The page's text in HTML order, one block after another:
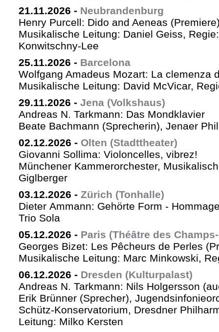
21.11.2026 - Neubrandenburg
Henry Purcell: Dido and Aeneas
Musikalische Leitung: Daniel Geiss,
Konwitschny-Lee
25.11.2026 - Barcelona
Wolfgang Amadeus Mozart: La clemenza
Musikalische Leitung: David McVicar,
29.11.2026 - Jena (Volkshaus)
Andreas N. Tarkmann: Das Mondklavier
Beate Bachmann (Sprecherin), Jenaer
02.12.2026 - Olten (Stadttheater)
Giovanni Sollima: Violoncelles, vibrez!
Münchener Kammerorchester,
Giglberger
03.12.2026 - Zürich (Tonhalle)
Dieter Ammann: Gehörte Form -
Trio Sola
05.12.2026 - Paris (Théâtre des
Georges Bizet: Les Pêcheurs de Perles
Musikalische Leitung: Marc Minkowski,
06.12.2026 - Dresden (Kulturpalast)
Andreas N. Tarkmann: Nils Holgersson
Erik Brünner (Sprecher),
Schütz-Konservatorium, Dresdner
Leitung: Milko Kersten